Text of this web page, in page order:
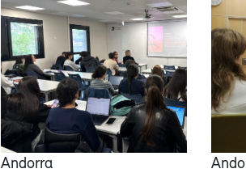
Andorra